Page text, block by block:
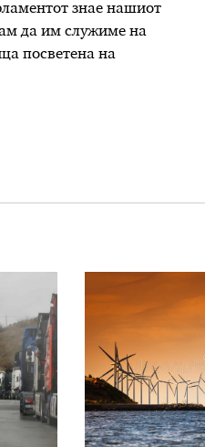
знае нашиот
да им служиме на
посветена на